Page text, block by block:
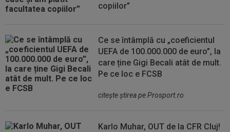
copiilor”
Ce se întâmplă cu „coeficientul
UEFA de 100.000.000 de euro”, la
care ține Gigi Becali atât de mult.
Pe ce loc e FCSB
citeşte ştirea pe Prosport.ro
Karlo Muhar, OUT de la CFR Cluj!